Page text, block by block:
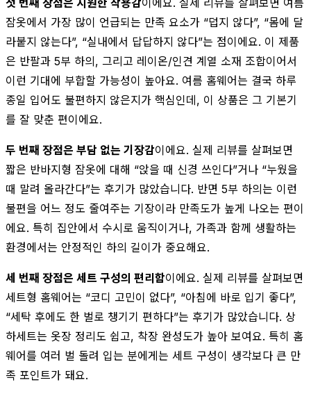
잠옷에서 가장 많이 언급되는 만족 요소가 “덥지 않다”, “몸에 달
라붙지 않는다”, “실내에서 답답하지 않다”는 점이에요. 이 제품
은 반팔과 5부 하의, 그리고 레이온/인견 계열 소재 조합이어서
이런 기대에 부합할 가능성이 높아요. 여름 홈웨어는 결국 하루
종일 입어도 불편하지 않은지가 핵심인데, 이 상품은 그 기본기
를 잘 맞춘 편이에요.
두 번째 장점은 부담 없는 기장감이에요. 실제 리뷰를 살펴보면
짧은 반바지형 잠옷에 대해 “앉을 때 신경 쓰인다”거나 “누웠을
때 말려 올라간다”는 후기가 많았습니다. 반면 5부 하의는 이런
불편을 어느 정도 줄여주는 기장이라 만족도가 높게 나오는 편이
에요. 특히 집안에서 수시로 움직이거나, 가족과 함께 생활하는
환경에서는 안정적인 하의 길이가 중요해요.
세 번째 장점은 세트 구성의 편리함이에요. 실제 리뷰를 살펴보면
세트형 홈웨어는 “코디 고민이 없다”, “아침에 바로 입기 좋다”,
“세탁 후에도 한 벌로 챙기기 편하다”는 후기가 많았습니다. 상
하세트는 옷장 정리도 쉽고, 착장 완성도가 높아 보여요. 특히 홈
웨어를 여러 벌 돌려 입는 분에게는 세트 구성이 생각보다 큰 만
족 포인트가 돼요.